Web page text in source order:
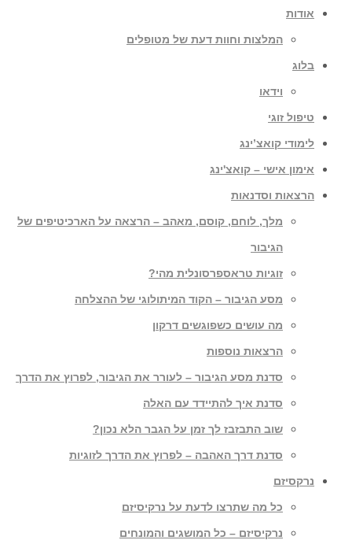
אודות
המלצות וחוות דעת של מטופלים
בלוג
וידאו
טיפול זוגי
לימודי קואצ’ינג
אימון אישי – קואצ'ינג
הרצאות וסדנאות
מלך, לוחם, קוסם, מאהב – הרצאה על הארכיטיפים של
הגיבור
זוגיות טראספרסונלית מהי?
מסע הגיבור – הקוד המיתולוגי של ההצלחה
מה עושים כשפוגשים דרקון
הרצאות נוספות
סדנת מסע הגיבור – לעורר את הגיבור, לפרוץ את הדרך
סדנת איך להתיידד עם האלה
שוב התבזבז לך זמן על הגבר הלא נכון?
סדנת דרך האהבה – לפרוץ את הדרך לזוגיות
נרקסיזם
כל מה שתרצו לדעת על נרקיסיזם
נרקיסיזם – כל המושגים והמונחים